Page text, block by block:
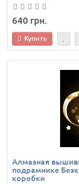
640 грн.
Купить
Алмазная
подрамнике
коробки